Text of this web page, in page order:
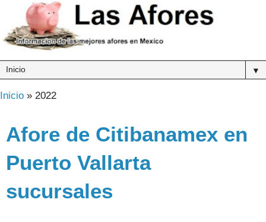
▼
Inicio » 2022
Afore de Citibanamex en
Puerto Vallarta
sucursales